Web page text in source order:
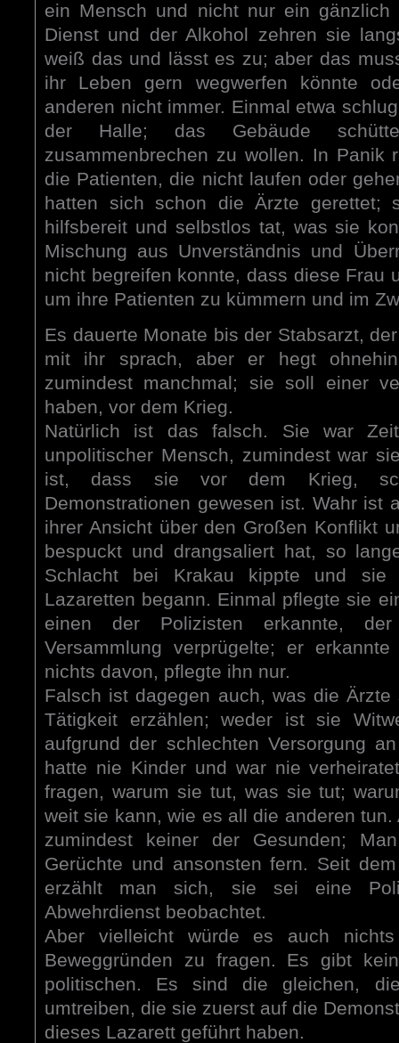
ein Mensch und nicht nur ein
Dienst und der Alkohol zehren sie
weiß das und lässt es zu; aber das
ihr Leben gern wegwerfen könnte
anderen nicht immer. Einmal etwa
der Halle; das Gebäude
zusammenbrechen zu wollen. In Panik
die Patienten, die nicht laufen oder
hatten sich schon die Ärzte gerettet;
hilfsbereit und selbstlos tat, was sie
Mischung aus Unverständnis und
nicht begreifen konnte, dass diese Frau
um ihre Patienten zu kümmern und im
Es dauerte Monate bis der Stabsarzt,
mit ihr sprach, aber er hegt
zumindest manchmal; sie soll einer
haben, vor dem Krieg.
Natürlich ist das falsch. Sie war
unpolitischer Mensch, zumindest war
ist, dass sie vor dem Krieg,
Demonstrationen gewesen ist. Wahr ist
ihrer Ansicht über den Großen Konflikt
bespuckt und drangsaliert hat, so
Schlacht bei Krakau kippte und
Lazaretten begann. Einmal pflegte sie
einen der Polizisten erkannte,
Versammlung verprügelte; er
nichts davon, pflegte ihn nur.
Falsch ist dagegen auch, was die
Tätigkeit erzählen; weder ist sie
aufgrund der schlechten Versorgung
hatte nie Kinder und war nie
fragen, warum sie tut, was sie tut;
weit sie kann, wie es all die anderen
zumindest keiner der Gesunden;
Gerüchte und ansonsten fern. Seit
erzählt man sich, sie sei eine
Abwehrdienst beobachtet.
Aber vielleicht würde es auch
Beweggründen zu fragen. Es gibt
politischen. Es sind die gleichen,
umtreiben, die sie zuerst auf die
dieses Lazarett geführt haben.